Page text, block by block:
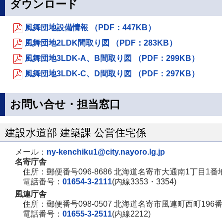
ダウンロード
風舞団地設備情報 （PDF：447KB）
風舞団地2LDK間取り図 （PDF：283KB）
風舞団地3LDK-A、B間取り図 （PDF：299KB）
風舞団地3LDK-C、D間取り図 （PDF：297KB）
お問い合せ・担当窓口
建設水道部 建築課 公営住宅係
メール： ny-kenchiku1@city.nayoro.lg.jp
名寄庁舎
住所：郵便番号096-8686 北海道名寄市大通南1丁目1番
電話番号： 01654-3-2111(内線3353・3354)
風連庁舎
住所：郵便番号098-0507 北海道名寄市風連町西町196
電話番号： 01655-3-2511(内線2212)